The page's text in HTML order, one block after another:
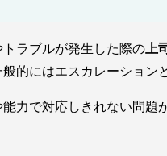
ラブルが発生した際の 上
般的にはエスカレーション
力で対応しきれない問